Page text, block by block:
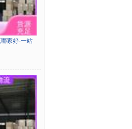
家好-一站